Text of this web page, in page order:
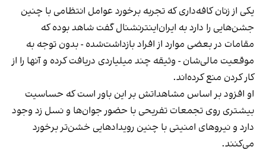
یکی از زنان کافه‌داری که تجربه برخورد عوامل انتظامی با چنین
جشن‌هایی را دارد به ایران‌اینترنشنال گفت شاهد بوده که
مقامات در بعضی موارد از افراد بازداشت‌‌شده - بدون توجه به
موقعیت مالی‌شان - وثیقه چند میلیاردی دریافت کرده و آنها را از
کار کردن منع کرده‌اند.
او افزود بر اساس مشاهداتش بر این باور است که حساسیت
بیشتری روی تجمعات تفریحی با حضور جوان‌ها و نسل زد وجود
دارد و نیروهای امنیتی با چنین رویدادهایی خشن‌تر برخورد
می‌کنند.